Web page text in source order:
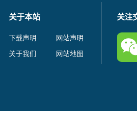
关于本站
下载声明
网站声明
关于我们
网站地图
关注